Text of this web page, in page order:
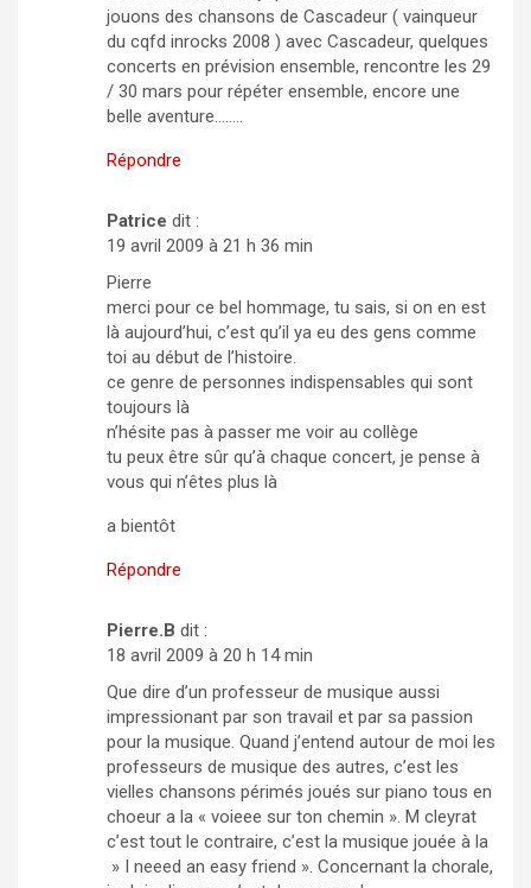
jouons des chansons de Cascadeur ( vainqueur
du cqfd inrocks 2008 ) avec Cascadeur, quelques
concerts en prévision ensemble, rencontre les 29
/ 30 mars pour répéter ensemble, encore une
belle aventure……..
Répondre
Patrice dit :
19 avril 2009 à 21 h 36 min
Pierre
merci pour ce bel hommage, tu sais, si on en est
là aujourd’hui, c’est qu’il ya eu des gens comme
toi au début de l’histoire.
ce genre de personnes indispensables qui sont
toujours là
n’hésite pas à passer me voir au collège
tu peux être sûr qu’à chaque concert, je pense à
vous qui n’êtes plus là
a bientôt
Répondre
Pierre.B dit :
18 avril 2009 à 20 h 14 min
Que dire d’un professeur de musique aussi
impressionant par son travail et par sa passion
pour la musique. Quand j’entend autour de moi les
professeurs de musique des autres, c’est les
vielles chansons périmés joués sur piano tous en
choeur a la « voieee sur ton chemin ». M cleyrat
c’est tout le contraire, c’est la musique jouée à la
» I neeed an easy friend ». Concernant la chorale,